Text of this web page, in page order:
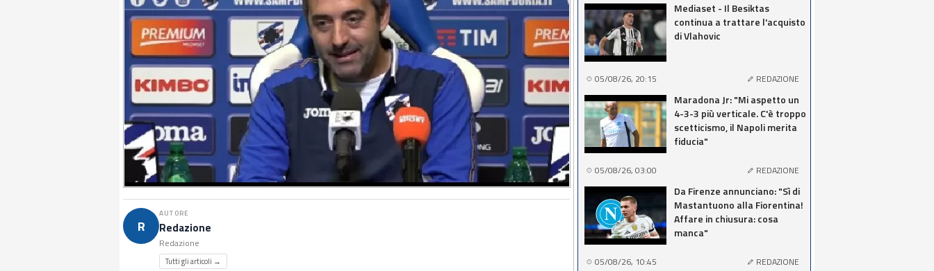
R
AUTORE
Redazione
Redazione
Tutti gli articoli →
Mediaset - Il Besiktas
continua a trattare l'acquisto
di Vlahovic
05/08/26, 20:15 REDAZIONE
Maradona Jr: "Mi aspetto un
4-3-3 più verticale. C'è troppo
scetticismo, il Napoli merita
fiducia"
05/08/26, 03:00 REDAZIONE
Da Firenze annunciano: "Sì di
Mastantuono alla Fiorentina!
Affare in chiusura: cosa
manca"
05/08/26, 10:45 REDAZIONE